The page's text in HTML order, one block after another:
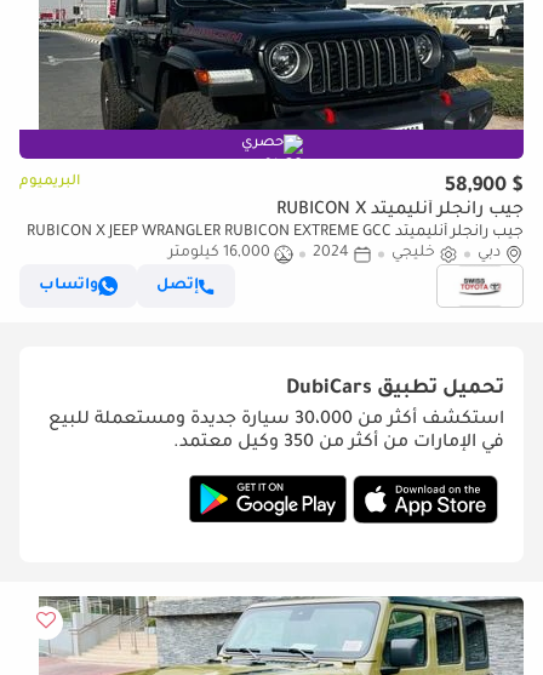
حصري
$ 58,900 البريميوم
جيب رانجلر أنليميتد RUBICON X
جيب رانجلر أنليميتد RUBICON X JEEP WRANGLER RUBICON EXTREME GCC
4-DOORS 2.0L TURBO RADAR FRONT AND REAR CAMERA OFF ROAD+
دبي خليجي 2024
16,000 كيلومتر
إتصل
واتساب
تحميل تطبيق DubiCars
استكشف أكثر من 30،000 سيارة جديدة ومستعملة للبيع
في الإمارات من أكثر من 350 وكيل معتمد.